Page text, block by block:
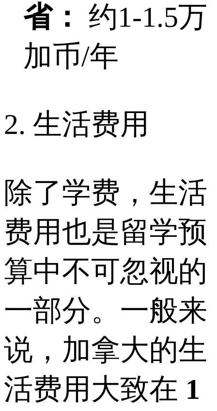
省： 约1-1.5万
加币/年
2. 生活费用
除了学费，生活
费用也是留学预
算中不可忽视的
一部分。一般来
说，加拿大的生
活费用大致在 1